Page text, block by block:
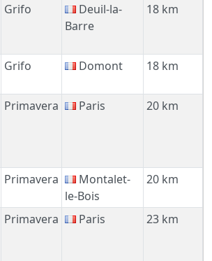
Grifo
Deuil-la-
Barre
18 km
Grifo Domont 18 km
Primavera Paris 20 km
Primavera
Montalet-
le-Bois
20 km
Primavera Paris 23 km